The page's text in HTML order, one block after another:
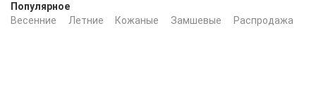
Популярное
Весенние
Летние Кожаные Замшевые Распродажа